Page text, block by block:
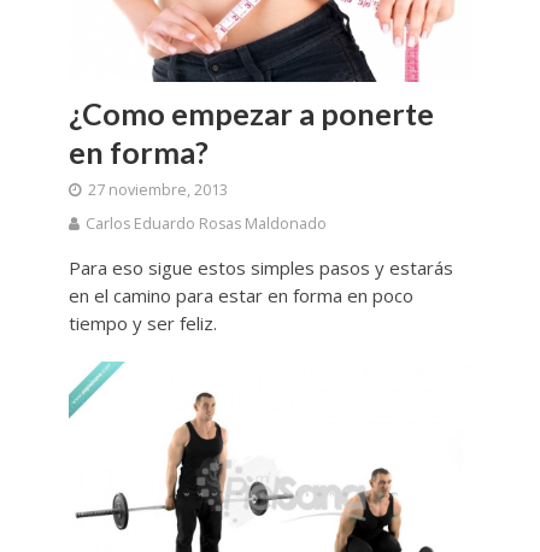
¿Como empezar a ponerte
en forma?
27 noviembre, 2013
Carlos Eduardo Rosas Maldonado
Para eso sigue estos simples pasos y estarás
en el camino para estar en forma en poco
tiempo y ser feliz.